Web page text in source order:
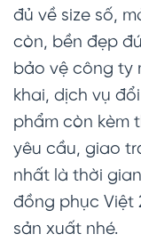
đủ về size số,
còn, bền đẹp
bảo vệ công ty
khai, dịch vụ
phẩm còn kèm
yêu cầu, giao
nhất là thời
đồng phục Việt
sản xuất nhé.